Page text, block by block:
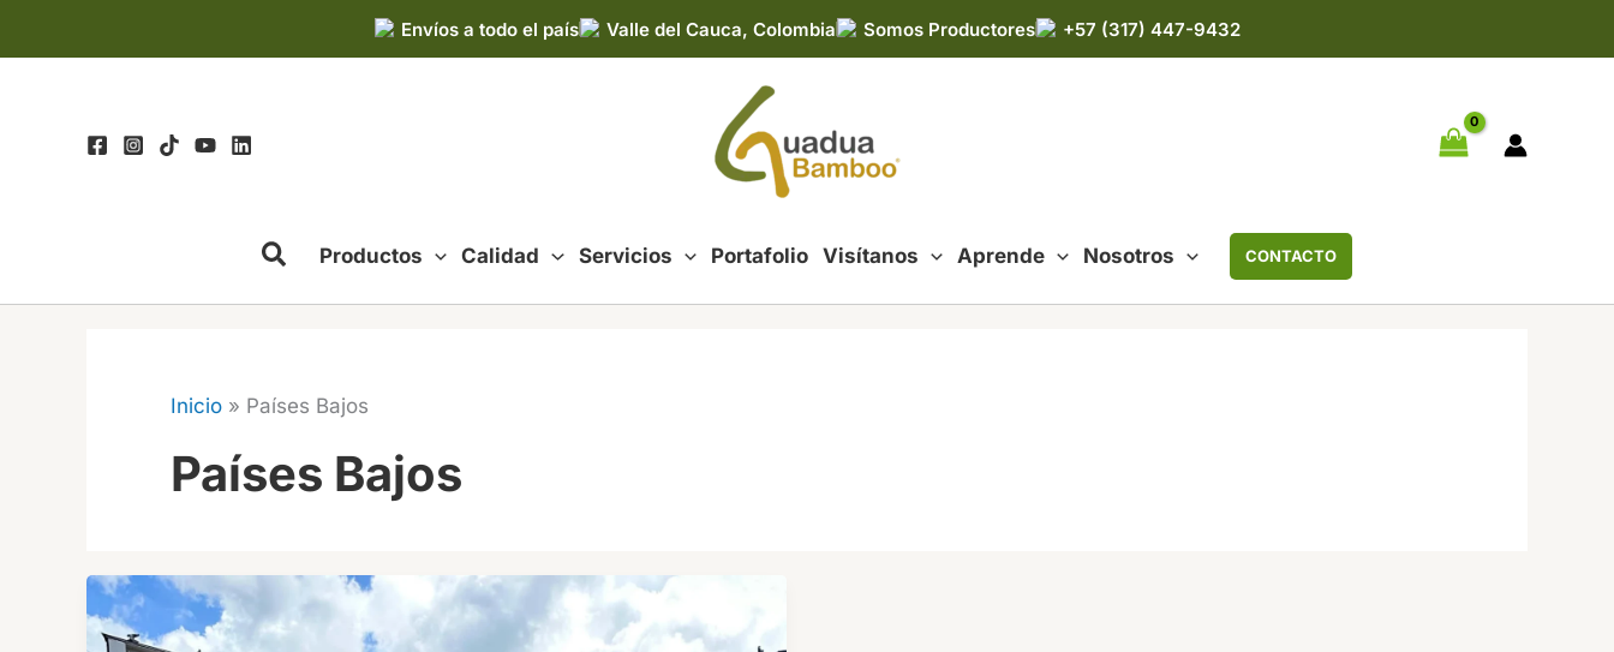
Envíos a todo el país Valle del Cauca, Colombia Somos Productores +57 (317) 447-9432
Productos Calidad Servicios Portafolio Visítanos Aprende Nosotros CONTACTO
Inicio » Países Bajos
Países Bajos